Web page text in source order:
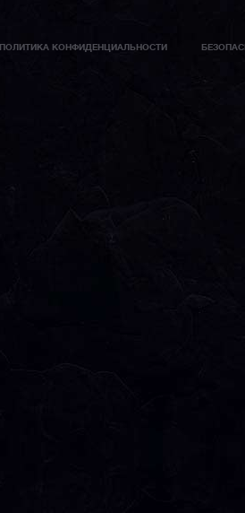
ПОЛИТИКА КОНФИДЕНЦИАЛЬНОСТИ